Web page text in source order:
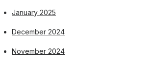
January 2025
December 2024
November 2024